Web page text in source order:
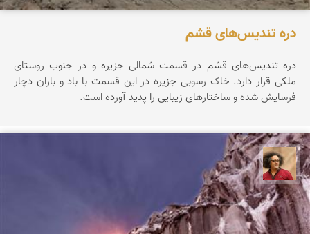
دره تندیس‌های قشم
دره تندیس‌های قشم در قسمت شمالی جزیره و در جنوب روستای
ملکی قرار دارد. خاک رسوبی جزیره در این قسمت با باد و باران دچار
فرسایش شده و ساختارهای زیبایی را پدید آورده است.
مصطفی ربیعی بهشتی